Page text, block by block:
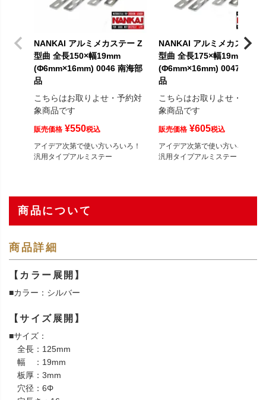
NANKAI アルミメカステー Z
型曲 全長150×幅19mm
(Φ6mm×16mm) 0046 南海部
品
こちらはお取りよせ・予約対
象商品です
販売価格 ¥550税込
アイデア次第で使い方いろいろ！
汎用タイプアルミステー
NANKAI アルミメカステー
型曲 全長175×幅19mm
(Φ6mm×16mm) 0047 南海
品
こちらはお取りよせ・予約対
象商品です
販売価格 ¥605税込
アイデア次第で使い方いろいろ！
汎用タイプアルミステー
商品について
商品詳細
【カラー展開】
■カラー：シルバー
【サイズ展開】
■サイズ：
全長：125mm
幅 ：19mm
板厚：3mm
穴径：6Φ